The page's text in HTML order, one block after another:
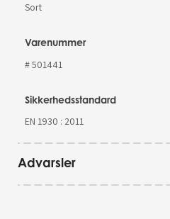
Sort
Varenummer
# 501441
Sikkerhedsstandard
EN 1930 : 2011
Advarsler